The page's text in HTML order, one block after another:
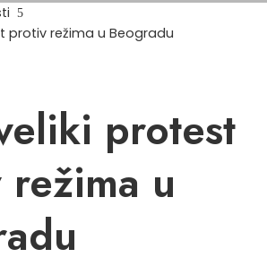
protiv režima u Beogradu
protest
u